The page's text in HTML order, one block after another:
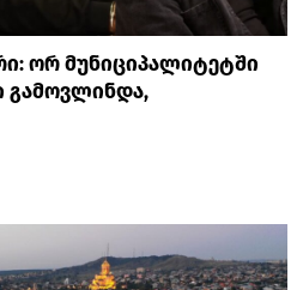
ორ მუნიციპალიტეტში
გამოვლინდა,